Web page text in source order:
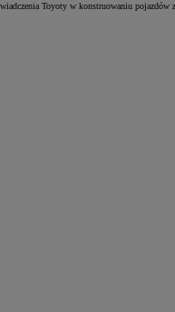
Toyoty w konstruowaniu